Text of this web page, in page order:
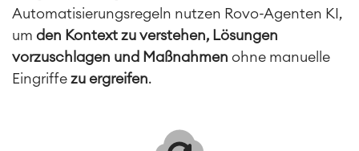
Automatisierungsregeln nutzen Rovo-Agenten KI,
um den Kontext zu verstehen, Lösungen
vorzuschlagen und Maßnahmen ohne manuelle
Eingriffe zu ergreifen.